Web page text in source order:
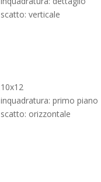
scatto: verticale
10x12
inquadratura: primo piano
scatto: orizzontale